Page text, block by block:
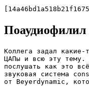
Поаудиофилил
Коллега задал
ЦАПы и всю эту тему.
послушать как это
звуковая система
от Beyerdynamic,